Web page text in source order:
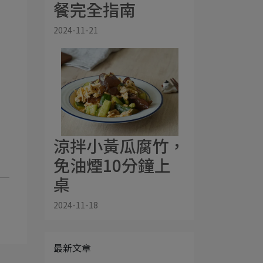
餐完全指南
2024-11-21
涼拌小黃瓜腐竹，
免油煙10分鐘上
桌
2024-11-18
最新文章